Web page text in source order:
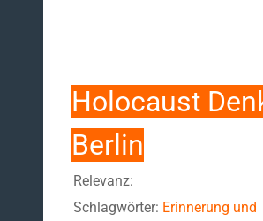
Holocaust
Berlin
Relevanz:
Schlagwörter: Erinnerung und